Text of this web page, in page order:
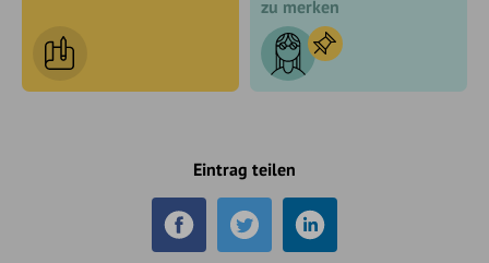
zu merken
Eintrag teilen